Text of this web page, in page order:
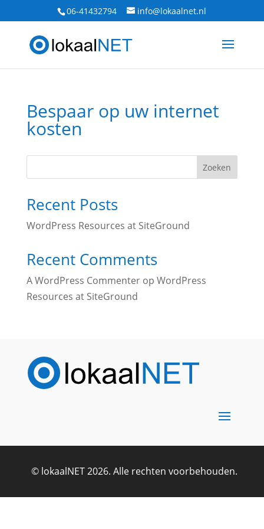
06-41432794 info@lokaalnet.nl
Bespaar op uw internet
kosten
Zoeken
Recent Posts
WordPress Resources at SiteGround
Recent Comments
A WordPress Commenterop WordPress
Resources at SiteGround
© lokaalNET 2026. Alle rechten voorbehouden.